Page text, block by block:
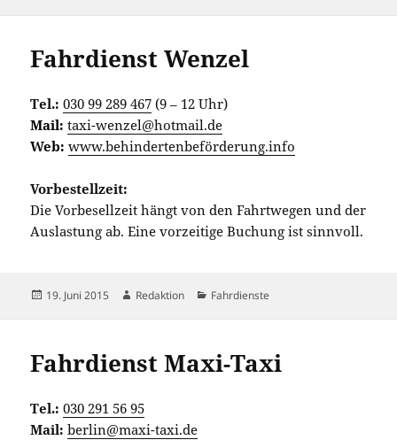
Fahrdienst Wenzel
Tel.: 030 99 289 467 (9 – 12 Uhr)
Mail:taxi-wenzel@hotmail.de
Web:www.behindertenbeförderung.info
Vorbestellzeit:
Die Vorbesellzeit hängt von den Fahrtwegen und der
Auslastung ab. Eine vorzeitige Buchung ist sinnvoll.
Veröffentlicht
19. Juni 2015 Autor
Redaktion Kategorien
Fahrdienste
Fahrdienst Maxi-Taxi
Tel.:030 291 56 95
Mail:berlin@maxi-taxi.de